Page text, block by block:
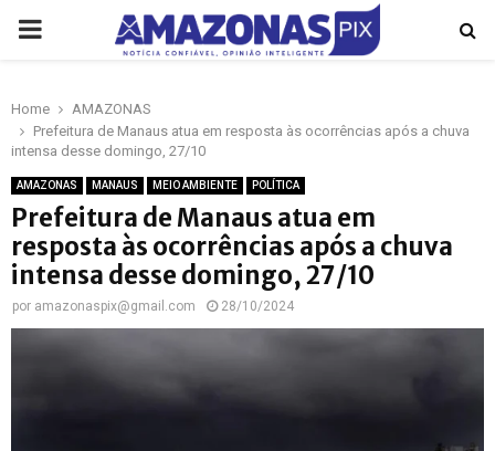
PRIMARY
Home
AMAZONAS
Prefeitura de Manaus atua em resposta às ocorrências após a chuva
intensa desse domingo, 27/10
AMAZONAS MANAUS MEIO AMBIENTE POLÍTICA
Prefeitura de Manaus atua em
resposta às ocorrências após a chuva
intensa desse domingo, 27/10
por amazonaspix@gmail.com 28/10/2024